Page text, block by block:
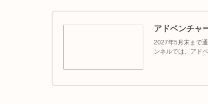
アドベンチャ
2027年5月末まで
ンネルでは、アド